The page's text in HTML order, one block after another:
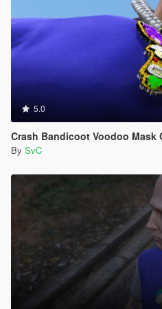
5.0
Crash Bandicoot Voodoo Mask
By SvC